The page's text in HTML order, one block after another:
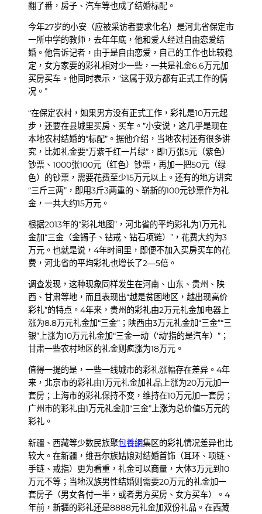
翻了番，房子、汽车等也成了结婚标配。
今年27岁的小安（应被采访者要求化名）是河北省保定市
一所中学的教师，去年年底，他和爱人经过自由恋爱结
婚。他告诉记者，由于是自由恋爱，自己的工作也比较稳
定，女方家要的彩礼相对少一些，一共是礼金6.6万元加
买房买车。他同时表示，“这属于双方都有正式工作的情
况。”
“在保定农村，如果男方没有正式工作，彩礼是10万元起
步，还要在县城里买房、买车。”小安说，这几乎是现在
本地农村结婚的“标配”。据他介绍，当地农村还有很多讲
究，比如礼金要“万紫千红一片绿”，即1万张5元（紫色）
钞票、1000张100元（红色）钞票，再加一把50元（绿
色）的钞票，需要花费至少15万元以上。还有的地方讲究
“三斤三两”，即用3斤3两重的、崭新的100元钞票作为礼
金，一共大约15万元。
根据2013年的“彩礼地图”，河北省的平均彩礼为1万元礼
金加“三金（金镯子、钻戒、钻石项链）”，花费大约为3
万元。也就是说，4年时间里，即便不加入买房买车的花
费，河北省的平均彩礼也增长了2—5倍。
调查发现，这种现象同样发生在河南、山东、贵州、陕
西、甘肃等地，而且表现出“越是贫困地区，越出现高价
彩礼”的特点。4年来，贵州的彩礼由2万元礼金加电器上
涨为8.8万元礼金加“三金”；陕西由3万元礼金加“三金”“三
银”上涨为10万元礼金加“三金一动（‘动’指的是汽车）”；
甘肃一些农村地区的礼金则疯涨为18万元。
值得一提的是，一些一线城市的彩礼涨幅存在差异。4年
来，北京市的彩礼由1万元礼金加礼品上涨为20万元加一
套房；上海市的彩礼保持不变，维持在10万元加一套房；
广州市的彩礼由1万元礼金加“三金”上涨为总价值5万元的
彩礼。
新疆、西藏等少数民族聚包養網集区的彩礼情况差异也比
较大。在新疆，维吾尔族姑娘对结婚首饰（耳环、项链、
手链、戒指）更为看重，礼金可以商量，大体3万元到10
万元不等；当地汉族男性结婚则需要20万元的礼金加一
套房子（男女各付一半，或者男方买房、女方买车）。4
年前，新疆的彩礼还是8888元礼金加双份礼品。在西藏